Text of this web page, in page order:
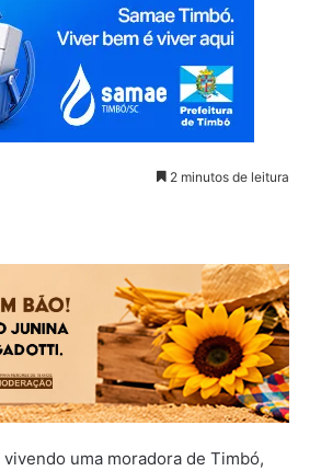
2 minutos de leitura
uma moradora de Timbó,